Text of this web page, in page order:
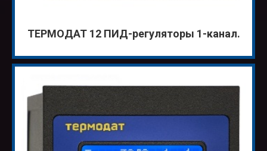
ТЕРМОДАТ 12 ПИД-регуляторы 1-канал.